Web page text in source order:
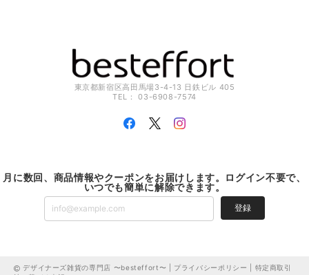
東京都新宿区高田馬場3-4-13 日鉄ビル 405
TEL： 03-6908-7574
月に数回、商品情報やクーポンをお届けします。ログイン不要で、
いつでも簡単に解除できます。
登録
デザイナーズ雑貨の専門店 〜besteffort〜 | プライバシーポリシー
特定商取引